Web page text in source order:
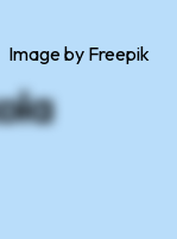
Image by Freepik